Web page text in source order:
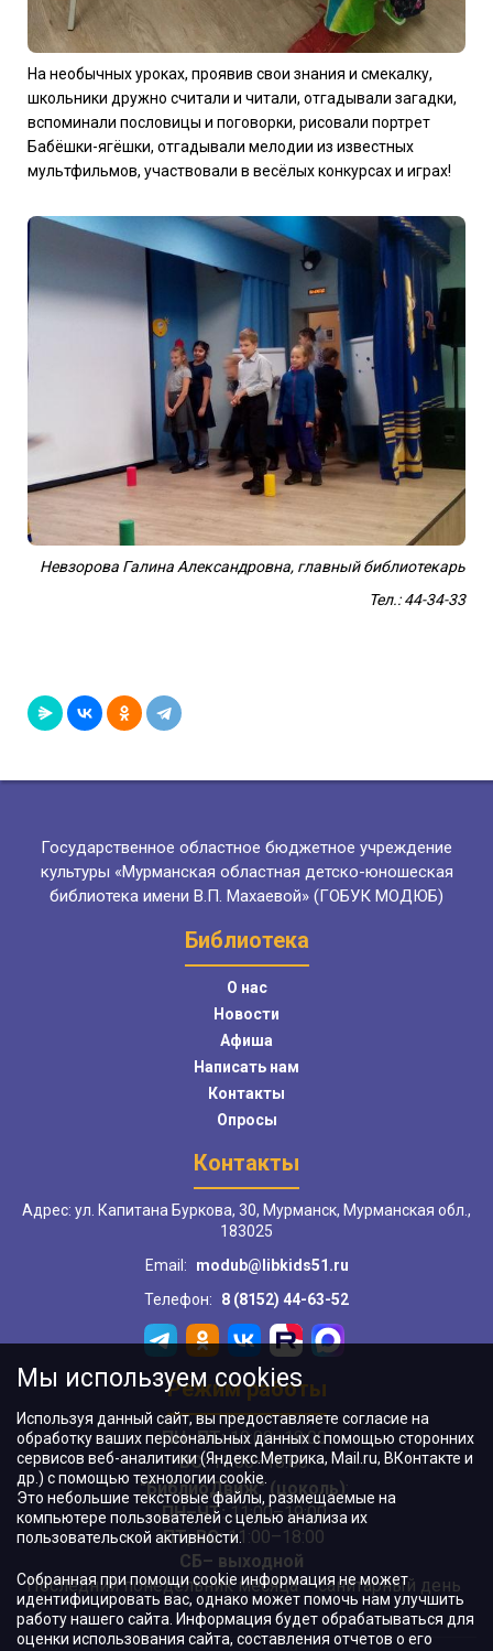
На необычных уроках, проявив свои знания и смекалку,
школьники дружно считали и читали, отгадывали загадки,
вспоминали пословицы и поговорки, рисовали портрет
Бабёшки-ягёшки, отгадывали мелодии из известных
мультфильмов, участвовали в весёлых конкурсах и играх!
Невзорова Галина Александровна, главный библиотекарь
Тел.: 44-34-33
Государственное областное бюджетное учреждение
культуры «Мурманская областная детско-юношеская
библиотека имени В.П. Махаевой» (ГОБУК МОДЮБ)
Библиотека
О нас
Новости
Афиша
Написать нам
Контакты
Опросы
Контакты
Адрес: ул. Капитана Буркова, 30, Мурманск, Мурманская обл.,
183025
Email:
modub@libkids51.ru
Телефон:
8 (8152) 44-63-52
Режим работы
ПН–ПТ:10:00–18:00
ВС:11:00–18:00
"БиблиоДвиж" (цоколь):
ПН–ЧТ:11:00–19:00
ПТ, ВС:11:00–18:00
СБ– выходной
Последний понедельник месяца – санитарный день
Мы используем cookies
Используя данный сайт, вы предоставляете согласие на
обработку ваших персональных данных с помощью сторонних
сервисов веб-аналитики (Яндекс.Метрика, Mail.ru, ВКонтакте и
др.) с помощью технологии cookie.
Это небольшие текстовые файлы, размещаемые на
компьютере пользователей с целью анализа их
пользовательской активности.
Собранная при помощи cookie информация не может
идентифицировать вас, однако может помочь нам улучшить
работу нашего сайта. Информация будет обрабатываться для
оценки использования сайта, составления отчетов о его